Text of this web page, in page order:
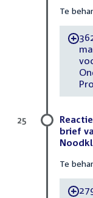
Te
-
brief
Te
-
25